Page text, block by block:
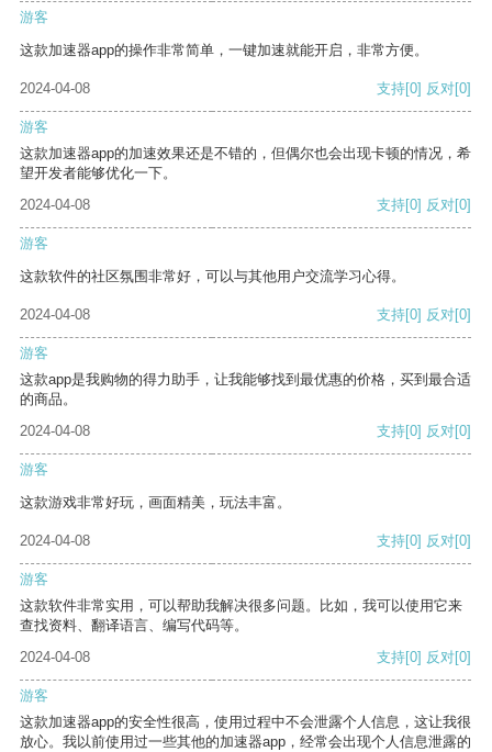
游客
这款加速器app的操作非常简单，一键加速就能开启，非常方便。
2024-04-08 支持[0] 反对[0]
游客
这款加速器app的加速效果还是不错的，但偶尔也会出现卡顿的情况，希
望开发者能够优化一下。
2024-04-08
支持[0] 反对[0]
游客
这款软件的社区氛围非常好，可以与其他用户交流学习心得。
2024-04-08 支持[0] 反对[0]
游客
这款app是我购物的得力助手，让我能够找到最优惠的价格，买到最合适
的商品。
2024-04-08
支持[0] 反对[0]
游客
这款游戏非常好玩，画面精美，玩法丰富。
2024-04-08 支持[0] 反对[0]
游客
这款软件非常实用，可以帮助我解决很多问题。比如，我可以使用它来
查找资料、翻译语言、编写代码等。
2024-04-08
支持[0] 反对[0]
游客
这款加速器app的安全性很高，使用过程中不会泄露个人信息，这让我很
放心。我以前使用过一些其他的加速器app，经常会出现个人信息泄露的